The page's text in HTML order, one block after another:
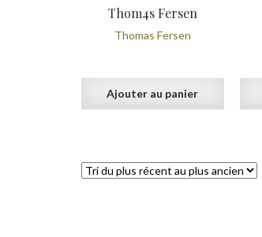
Thom4s Fersen
Thomas Fersen
Ajouter au panier